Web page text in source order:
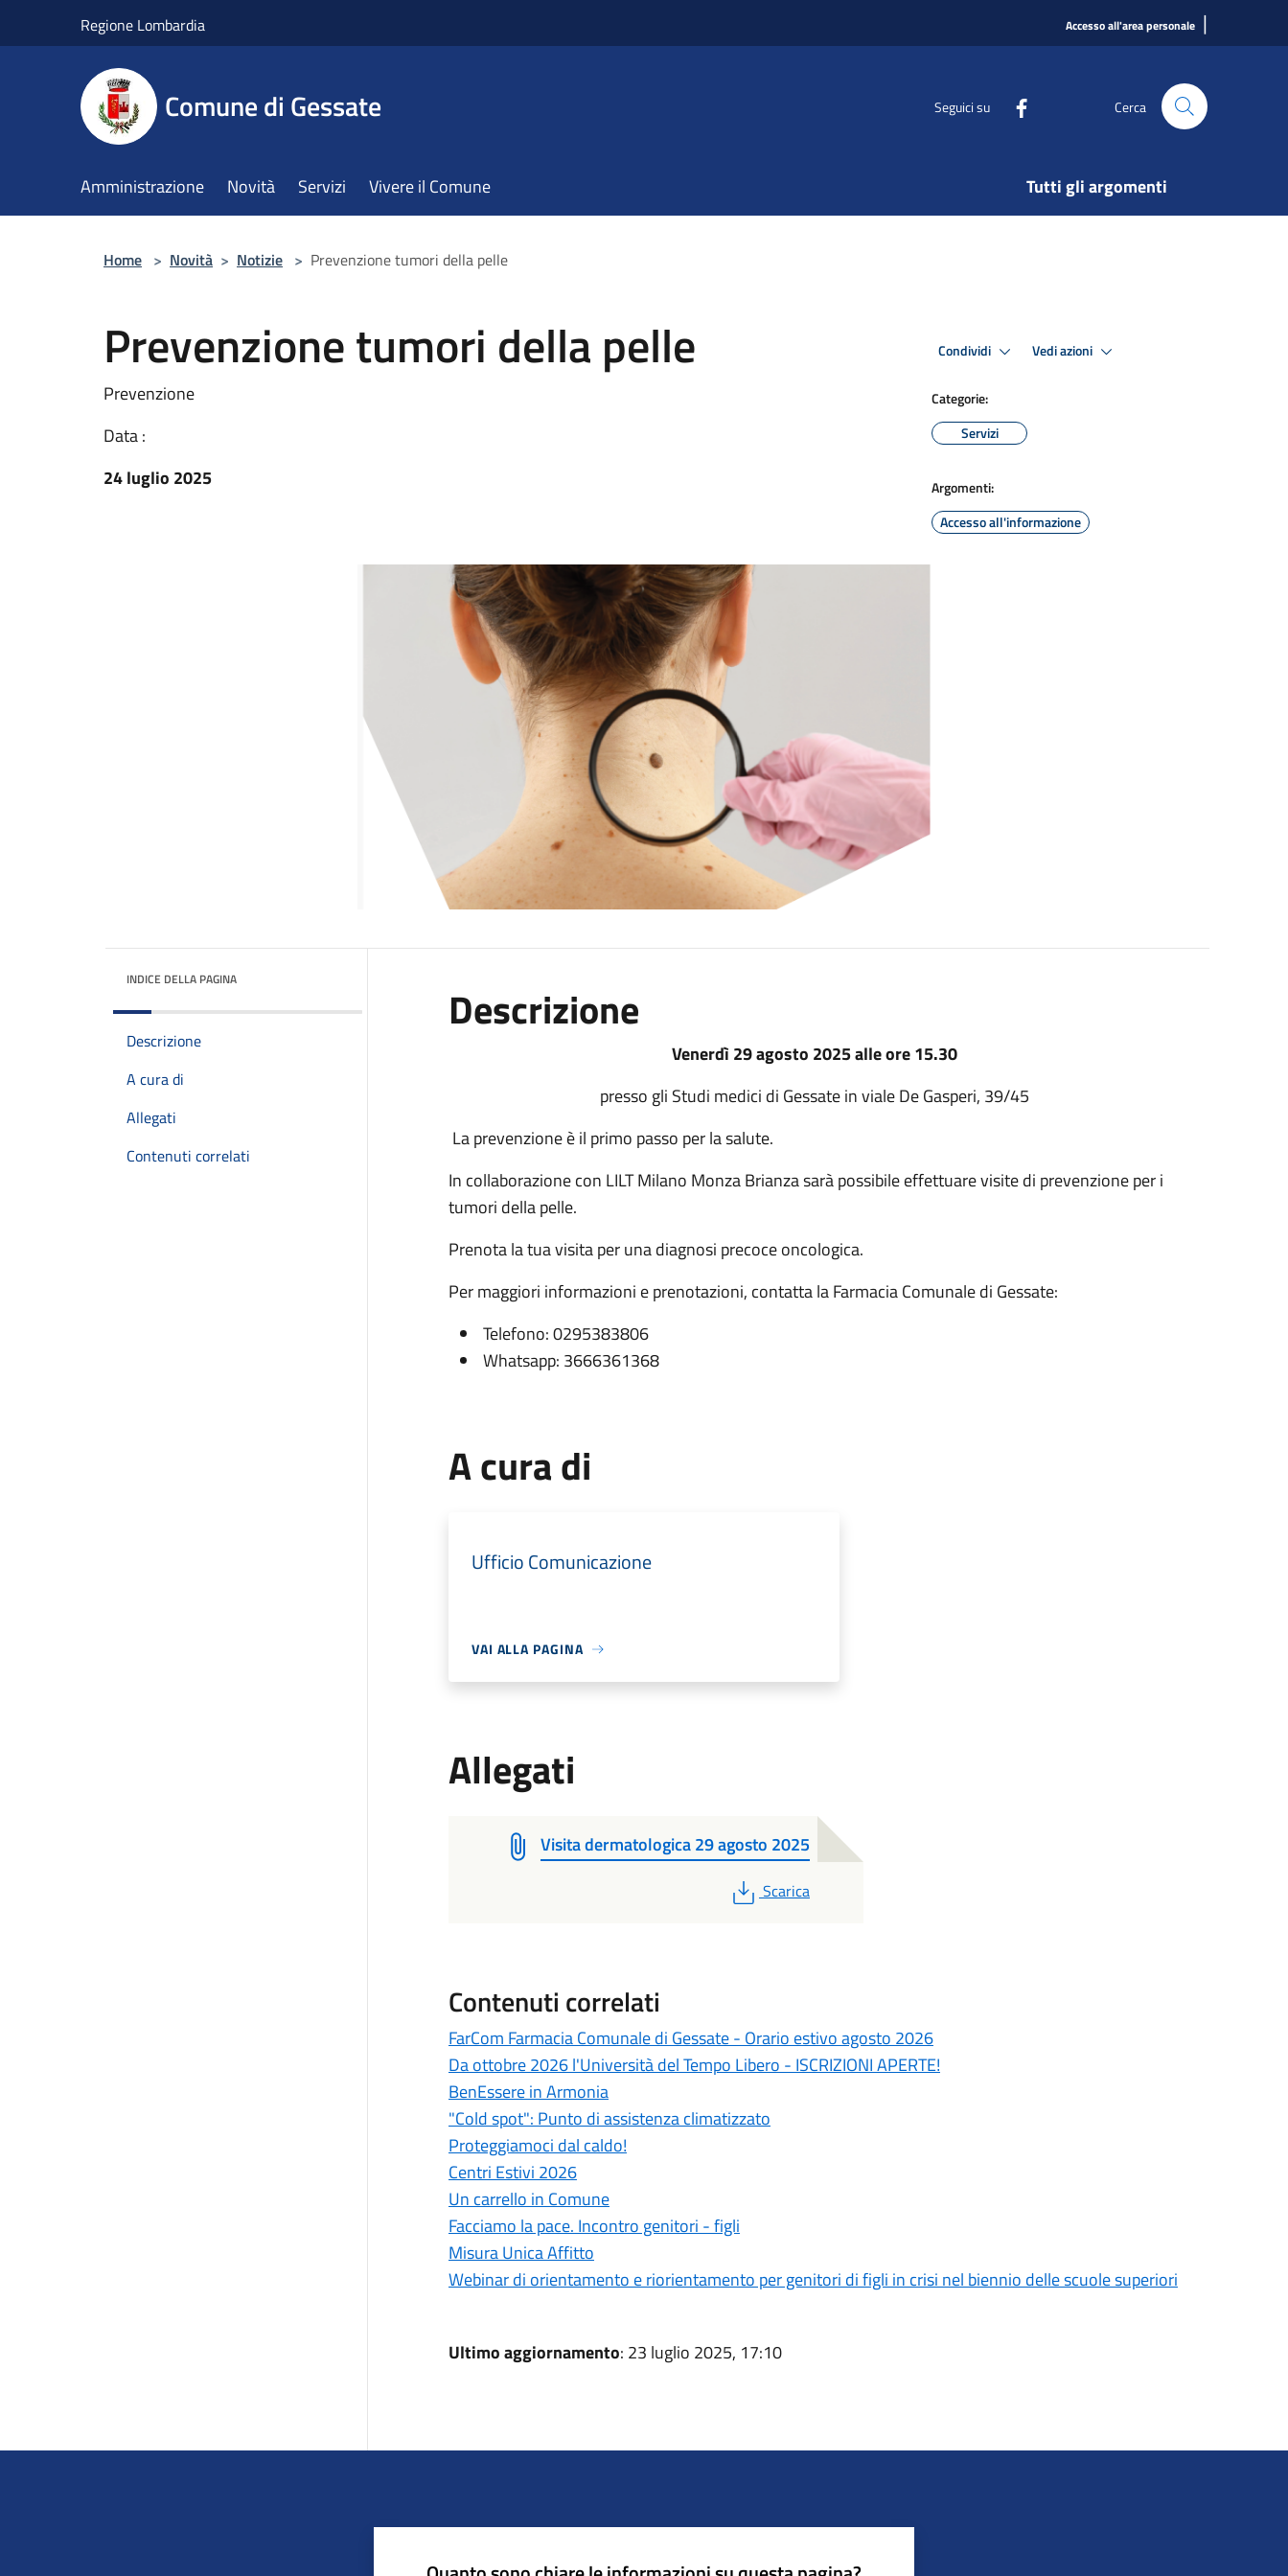
Regione Lombardia Accesso all'area personale |
Comune di Gessate Seguici su Cerca
Amministrazione Novità Servizi Vivere il Comune Tutti gli argomenti
Home > Novità > Notizie > Prevenzione tumori della pelle
Prevenzione tumori della pelle
Prevenzione
Data :
24 luglio 2025
Condividi Vedi azioni
Categorie:
Servizi
Argomenti:
Accesso all'informazione
INDICE DELLA PAGINA
Descrizione
A cura di
Allegati
Contenuti correlati
Descrizione
Venerdì 29 agosto 2025 alle ore 15.30
presso gli Studi medici di Gessate in viale De Gasperi, 39/45
La prevenzione è il primo passo per la salute.
In collaborazione con LILT Milano Monza Brianza sarà possibile effettuare visite di prevenzione per i
tumori della pelle.
Prenota la tua visita per una diagnosi precoce oncologica.
Per maggiori informazioni e prenotazioni, contatta la Farmacia Comunale di Gessate:
Telefono: 0295383806
Whatsapp: 3666361368
A cura di
Ufficio Comunicazione
VAI ALLA PAGINA
Allegati
Visita dermatologica 29 agosto 2025
PDF
Scarica
Contenuti correlati
FarCom Farmacia Comunale di Gessate - Orario estivo agosto 2026
Da ottobre 2026 l'Università del Tempo Libero - ISCRIZIONI APERTE!
BenEssere in Armonia
"Cold spot": Punto di assistenza climatizzato
Proteggiamoci dal caldo!
Centri Estivi 2026
Un carrello in Comune
Facciamo la pace. Incontro genitori - figli
Misura Unica Affitto
Webinar di orientamento e riorientamento per genitori di figli in crisi nel biennio delle scuole superiori
Ultimo aggiornamento: 23 luglio 2025, 17:10